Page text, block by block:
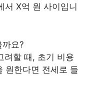
서 X억 원 사이입니
요?
려할 때, 초기 비용
원한다면 전세로 들